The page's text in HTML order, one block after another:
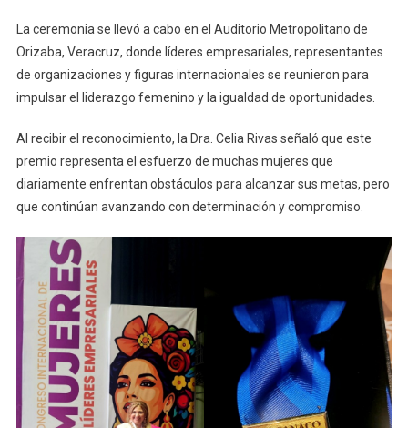
En
Congreso
Internacional
Empresariales
La ceremonia se llevó a cabo en el Auditorio Metropolitano de
Orizaba, Veracruz, donde líderes empresariales, representantes
de organizaciones y figuras internacionales se reunieron para
impulsar el liderazgo femenino y la igualdad de oportunidades.
Al recibir el reconocimiento, la Dra. Celia Rivas señaló que este
premio representa el esfuerzo de muchas mujeres que
diariamente enfrentan obstáculos para alcanzar sus metas, pero
que continúan avanzando con determinación y compromiso.